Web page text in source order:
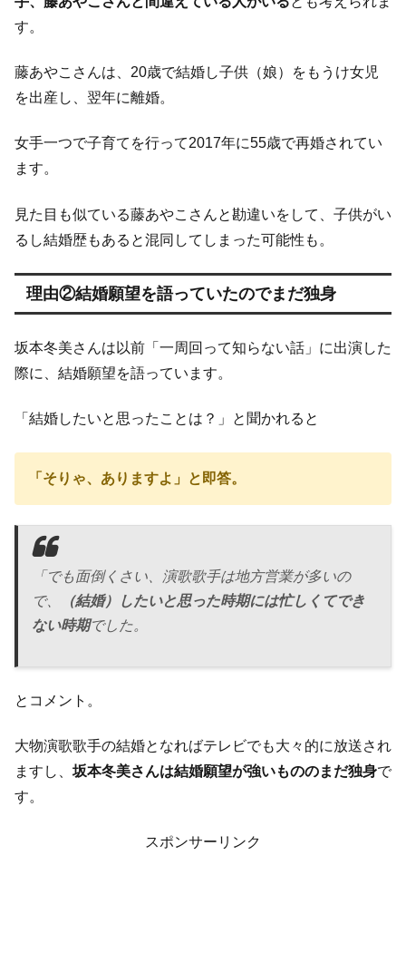
す。
藤あやこさんは、20歳で結婚し子供（娘）をもうけ女児
を出産し、翌年に離婚。
女手一つで子育てを行って2017年に55歳で再婚されてい
ます。
見た目も似ている藤あやこさんと勘違いをして、子供がい
るし結婚歴もあると混同してしまった可能性も。
理由②結婚願望を語っていたのでまだ独身
坂本冬美さんは以前「一周回って知らない話」に出演した
際に、結婚願望を語っています。
「結婚したいと思ったことは？」と聞かれると
「そりゃ、ありますよ」と即答。
「でも面倒くさい、演歌歌手は地方営業が多いの
で、
（結婚）したいと思った時期には忙しくてでき
ない時期でした。
とコメント。
大物演歌歌手の結婚となればテレビでも大々的に放送され
ますし、 坂本冬美さんは結婚願望が強いもののまだ独身で
す。
スポンサーリンク